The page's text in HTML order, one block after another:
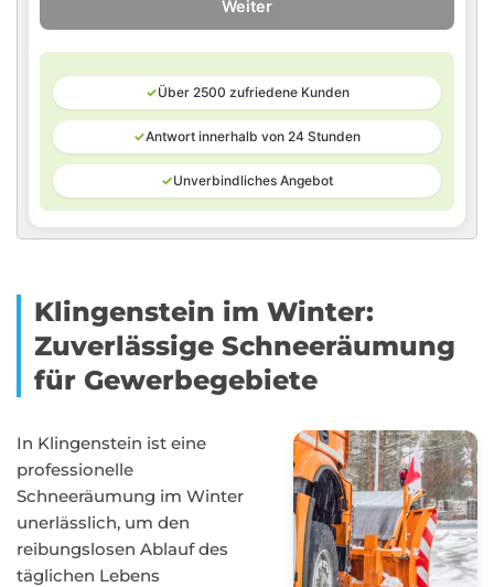
Weiter
✓Über 2500 zufriedene Kunden
✓Antwort innerhalb von 24 Stunden
✓Unverbindliches Angebot
Klingenstein im Winter:
Zuverlässige Schneeräumung
für Gewerbegebiete
In Klingenstein ist eine
professionelle
Schneeräumung im Winter
unerlässlich, um den
reibungslosen Ablauf des
täglichen Lebens